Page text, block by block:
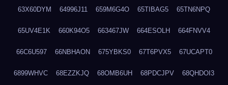
63X60DYM 64996J11 659M6G4O 65TIBAG5 65TN6NPQ
65UV4E1K 660K94O5 663467JW 664ESOLH 664FNVV4
66C6U597 66NBHAON 675YBKS0 67T6PVX5 67UCAPT0
6899WHVC 68EZZKJQ 68OMB6UH 68PDCJPV 68QHDOI3